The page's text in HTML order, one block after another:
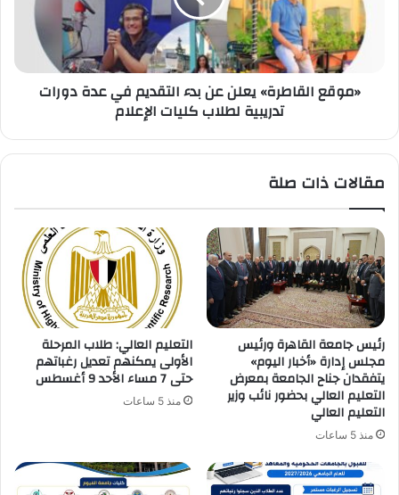
التقديم
تدريبية«موقع القاطرة» يعلن عن بدء التقديم في عدة دورات
تدريبية لطلاب كليات الإعلام
مقالات ذات صلة
رئيس جامعة القاهرة ورئيس
مجلس إدارة «أخبار اليوم»
يتفقدان جناح الجامعة بمعرض
التعليم العالي بحضور نائب وزير
التعليم العالي
منذ 5 ساعات
التعليم العالي: طلاب المرحلة
الأولى يمكنهم تعديل رغباتهم
حتى 7 مساء الأحد 9 أغسطس
منذ 5 ساعات